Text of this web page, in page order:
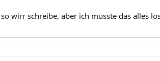
wirr schreibe, aber ich musste das alles